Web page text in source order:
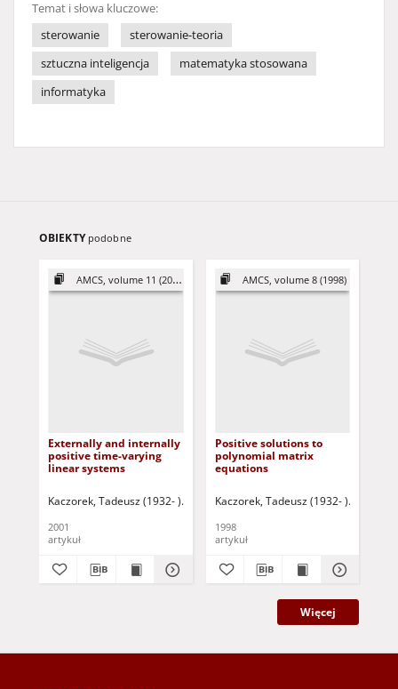
Temat i słowa kluczowe:
sterowanie
sterowanie-teoria
sztuczna inteligencja
matematyka stosowana
informatyka
OBIEKTY podobne
AMCS, volume 11 (2001)
Externally and internally
positive time-varying
linear systems
Kaczorek, Tadeusz (1932- ) Triggiani, Roberto- ed. Maksimov,
2001
artykuł
AMCS, volume 8 (1998)
Positive solutions to
polynomial matrix
equations
Kaczorek, Tadeusz (1932- )
1998
artykuł
Więcej